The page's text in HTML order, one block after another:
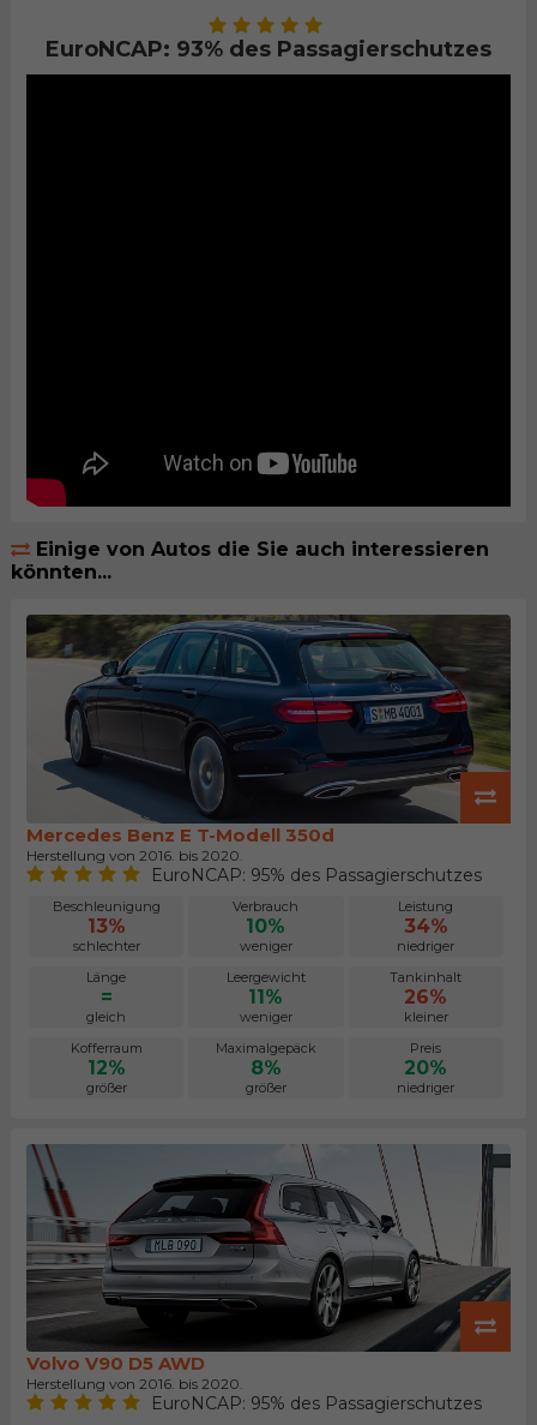
EuroNCAP: 93% des Passagierschutzes
Einige von Autos die Sie auch interessieren
könnten...
Mercedes Benz E T-Modell 350d
Herstellung von 2016. bis 2020.
EuroNCAP: 95% des Passagierschutzes
Beschleunigung
13%
schlechter
Verbrauch
10%
weniger
Leistung
34%
niedriger
Länge
=
gleich
Leergewicht
11%
weniger
Tankinhalt
26%
kleiner
Kofferraum
12%
größer
Maximalgepäck
8%
größer
Preis
20%
niedriger
Volvo V90 D5 AWD
Herstellung von 2016. bis 2020.
EuroNCAP: 95% des Passagierschutzes